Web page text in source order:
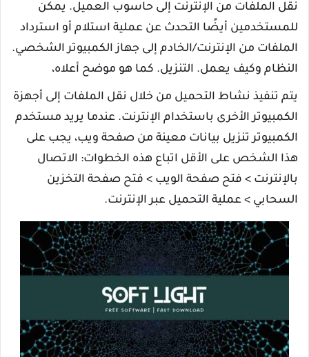
نقل الملفات من الإنترنت إلى حاسوب العميل. يمكن
للمستخدمين أيضًا التحدث عن عملية استلام أو استرداد
الملفات من الإنترنت/الخادم إلى جهاز الكمبيوتر الشخصي.
النظام وكيف يعمل. التنزيل. كما هو موضح أعلاه،
يتم تنفيذ نشاط التحميل من خلال نقل الملفات إلى أجهزة
الكمبيوتر الأخرى باستخدام الإنترنت. عندما يريد مستخدم
الكمبيوتر تنزيل بيانات معينة من صفحة ويب، يجب على
هذا الشخص على الأقل اتباع هذه الخطوات: الاتصال
بالإنترنت > فتح صفحة الويب > فتح صفحة التخزين
السحابي > عملية التحميل عبر الإنترنت.